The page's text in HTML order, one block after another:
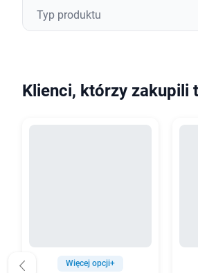
Typ produktu
Klienci, którzy zakupili
Więcej opcji+